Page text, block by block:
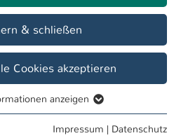
& schließen
Cookies akzeptieren
für grundlegende Funktionen
anzeigen
Impressum | Datenschutz